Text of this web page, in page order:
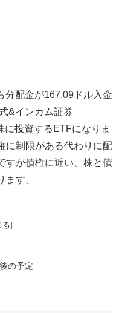
配金が167.09ドル入金
&インカム証券
投資するETFになりま
に制限がある代わりに配
すが債権に近い、株と債
す。
の予定